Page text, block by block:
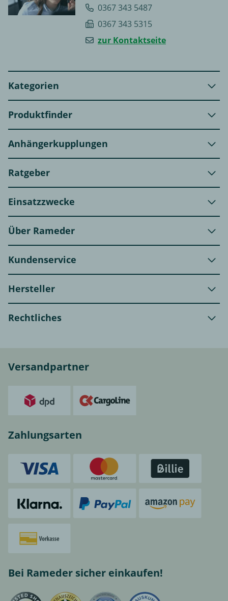
0367 343 5487
0367 343 5315
zur Kontaktseite
Kategorien
Produktfinder
Anhängerkupplungen
Ratgeber
Einsatzzwecke
Über Rameder
Kundenservice
Hersteller
Rechtliches
Versandpartner
Zahlungsarten
Bei Rameder sicher einkaufen!